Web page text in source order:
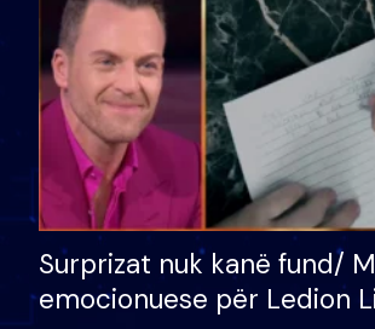
Surprizat nuk kanë fund/
emocionuese për Ledion